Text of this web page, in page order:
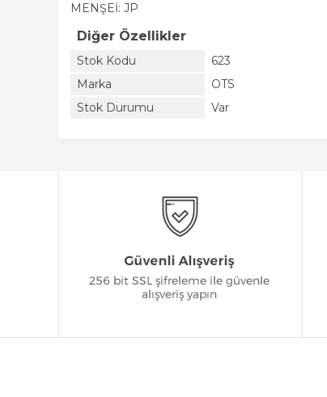
MENŞEİ: JP
Diğer Özellikler
Stok Kodu
623
Marka
OTS
Stok Durumu
Var